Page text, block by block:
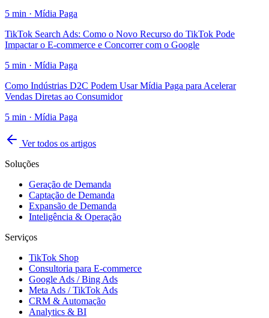
5 min · Mídia Paga
TikTok Search Ads: Como o Novo Recurso do TikTok Pode
Impactar o E-commerce e Concorrer com o Google
5 min · Mídia Paga
Como Indústrias D2C Podem Usar Mídia Paga para Acelerar
Vendas Diretas ao Consumidor
5 min · Mídia Paga
Ver todos os artigos
Soluções
Geração de Demanda
Captação de Demanda
Expansão de Demanda
Inteligência & Operação
Serviços
TikTok Shop
Consultoria para E-commerce
Google Ads / Bing Ads
Meta Ads / TikTok Ads
CRM & Automação
Analytics & BI